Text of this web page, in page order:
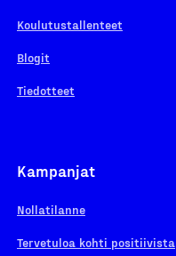
Koulutustallenteet
Blogit
Tiedotteet
Kampanjat
Nollatilanne
Tervetuloa kohti positiivista